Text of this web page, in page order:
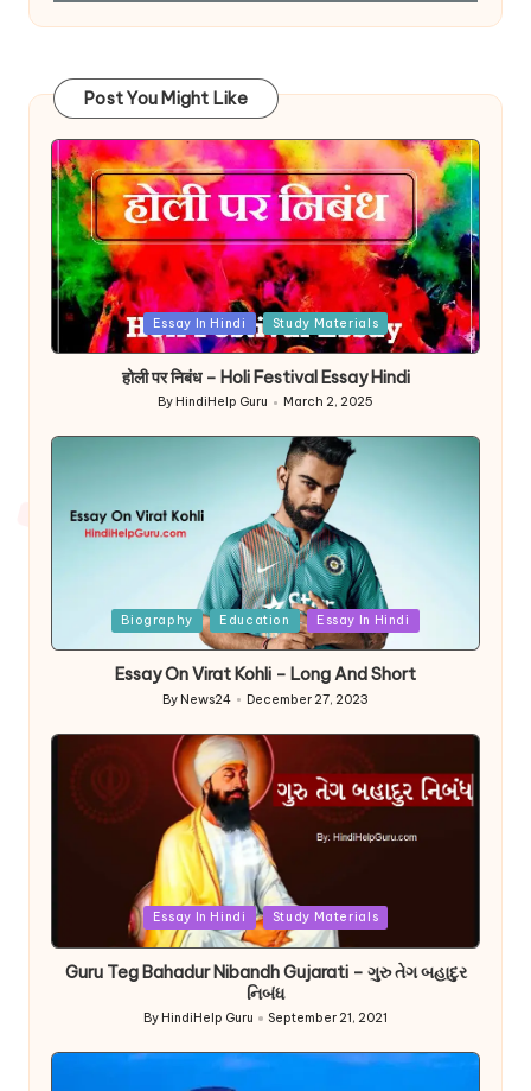
Post You Might Like
Posted
Essay In Hindi Study Materials
होली पर निबंध – Holi Festival Essay Hindi
Posted
by
By HindiHelp Guru March 2, 2025
Biography Education Essay In Hindi
Essay On Virat Kohli – Long And Short
Posted
By News24 December 27, 2023
Essay In Hindi Study Materials
Guru Teg Bahadur Nibandh Gujarati – ગુરુ તેગ બહાદુર
નિબંધ
Posted
by
By HindiHelp Guru September 21, 2021